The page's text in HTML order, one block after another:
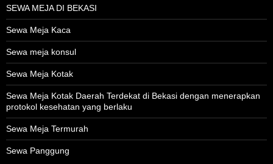
SEWA MEJA DI BEKASI
Sewa Meja Kaca
Sewa meja konsul
Sewa Meja Kotak
Sewa Meja Kotak Daerah Terdekat di Bekasi dengan menerapkan
protokol kesehatan yang berlaku
Sewa Meja Termurah
Sewa Panggung